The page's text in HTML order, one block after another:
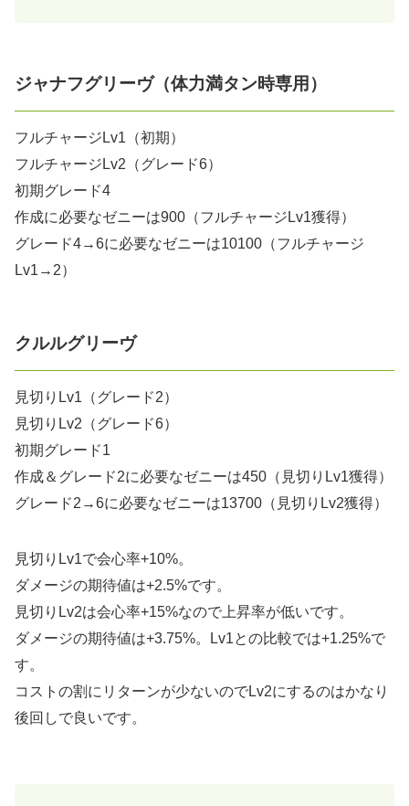
ジャナフグリーヴ（体力満タン時専用）
フルチャージLv1（初期）
フルチャージLv2（グレード6）
初期グレード4
作成に必要なゼニーは900（フルチャージLv1獲得）
グレード4→6に必要なゼニーは10100（フルチャージ
Lv1→2）
クルルグリーヴ
見切りLv1（グレード2）
見切りLv2（グレード6）
初期グレード1
作成＆グレード2に必要なゼニーは450（見切りLv1獲得）
グレード2→6に必要なゼニーは13700（見切りLv2獲得）
見切りLv1で会心率+10%。
ダメージの期待値は+2.5%です。
見切りLv2は会心率+15%なので上昇率が低いです。
ダメージの期待値は+3.75%。Lv1との比較では+1.25%で
す。
コストの割にリターンが少ないのでLv2にするのはかなり
後回しで良いです。